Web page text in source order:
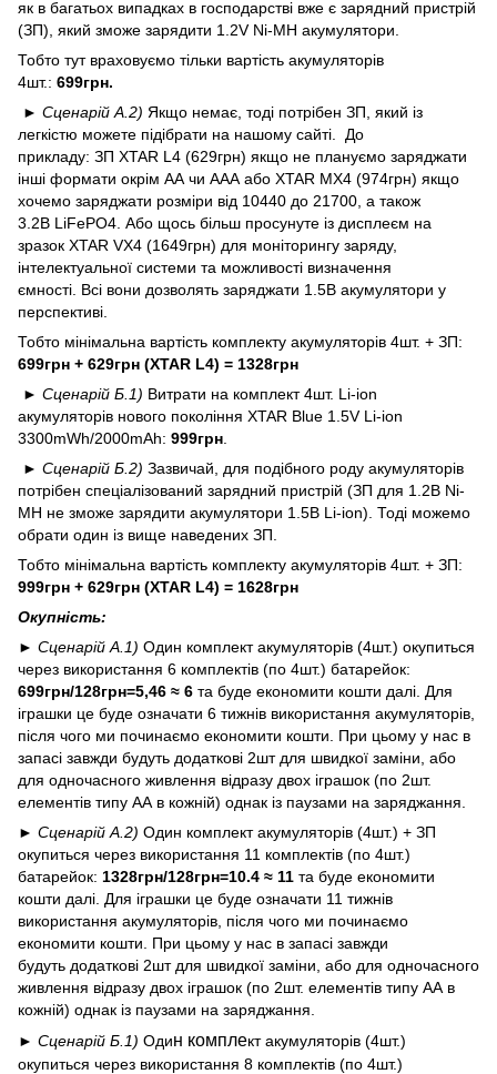
як в багатьох випадках в господарстві вже є зарядний пристрій
(ЗП), який зможе зарядити 1.2V Ni-MH акумулятори.
Тобто тут враховуємо тільки вартість акумуляторів
4шт.: 699грн.
► Сценарій А.2) Якщо немає, тоді потрібен ЗП, який із
легкістю можете підібрати на нашому сайті . До
прикладу: ЗП XTAR L4 (629грн) якщо не плануємо заряджати
інші формати окрім АА чи ААА або XTAR MX4 (974грн) якщо
хочемо заряджати розміри від 10440 до 21700, а також
3.2В LiFePO4. Або щось більш просунуте із дисплеєм на
зразок XTAR VX4 (1649грн) для моніторингу заряду,
інтелектуальної системи та можливості визначення
ємності. Всі вони дозволять заряджати 1.5В акумулятори у
перспективі.
Тобто мінімальна вартість комплекту акумуляторів 4шт. + ЗП:
699грн + 629грн (XTAR L4) = 1328грн
► Сценарій Б.1) Витрати на комплект 4шт. Li-ion
акумуляторів нового покоління XTAR Blue 1.5V Li-ion
3300mWh/2000mAh: 999грн
► Сценарій Б.2) Зазвичай, для подібного роду акумуляторів
потрібен спеціалізований зарядний пристрій (ЗП для 1.2В Ni-
MH не зможе зарядити акумулятори 1.5В Li-ion). Тоді можемо
обрати один із вище наведених ЗП.
Тобто мінімальна вартість комплекту акумуляторів 4шт. + ЗП:
999грн + 629грн (XTAR L4) = 1628грн
Окупність:
► Сценарій А.1) Один комплект акумуляторів (4шт.) окупиться
через використання 6 комплектів (по 4шт.) батарейок:
699грн/128грн=5,46 ≈ 6 та буде економити кошти далі. Для
іграшки це буде означати 6 тижнів використання акумуляторів,
після чого ми починаємо економити кошти. При цьому у нас в
запасі завжди будуть додаткові 2шт для швидкої заміни, або
для одночасного живлення відразу двох іграшок (по 2шт.
елементів типу АА в кожній) однак із паузами на заряджання.
► Сценарій А.2) Один комплект акумуляторів (4шт.) + ЗП
окупиться через використання 11 комплектів (по 4шт.)
батарейок: 1328грн/128грн=10.4 ≈ 11 та буде економити
кошти далі. Для іграшки це буде означати 11 тижнів
використання акумуляторів, після чого ми починаємо
економити кошти. При цьому у нас в запасі завжди
будуть додаткові 2шт для швидкої заміни, або для одночасного
живлення відразу двох іграшок (по 2шт. елементів типу АА в
кожній) однак із паузами на заряджання.
► Сценарій Б.1) Один комплект акумуляторів (4шт.)
окупиться через використання 8 комплектів (по 4шт.)